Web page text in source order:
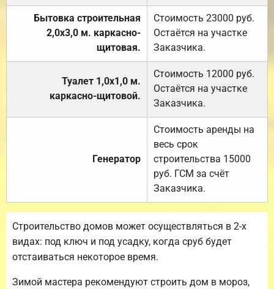
Бытовка строительная
2,0х3,0 м. каркасно-
щитовая.
Стоимость 23000 руб.
Остаётся на участке
Заказчика.
Туалет 1,0х1,0 м.
каркасно-щитовой.
Стоимость 12000 руб.
Остаётся на участке
Заказчика.
Генератор
Стоимость аренды на
весь срок
строительства 15000
руб. ГСМ за счёт
Заказчика.
Строительство домов может осуществляться в 2-х
видах: под ключ и под усадку, когда сруб будет
отстаиваться некоторое время.
Зимой мастера рекомендуют строить дом в мороз,